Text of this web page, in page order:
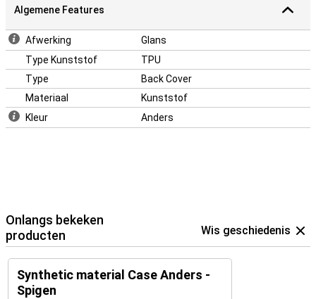
Algemene Features
Afwerking
Glans
Type Kunststof
TPU
Type
Back Cover
Materiaal
Kunststof
Kleur
Anders
Onlangs bekeken
producten
Wis geschiedenis
Synthetic material Case Anders -
Spigen